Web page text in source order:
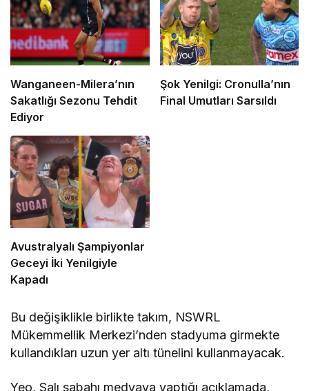
Wanganeen-Milera’nın
Sakatlığı Sezonu Tehdit
Ediyor
Şok Yenilgi: Cronulla’nın
Final Umutları Sarsıldı
Avustralyalı Şampiyonlar
Geceyi İki Yenilgiyle
Kapadı
Bu değişiklikle birlikte takım, NSWRL
Mükemmellik Merkezi’nden stadyuma girmekte
kullandıkları uzun yer altı tünelini kullanmayacak.
Yeo, Salı sabahı medyaya yaptığı açıklamada,